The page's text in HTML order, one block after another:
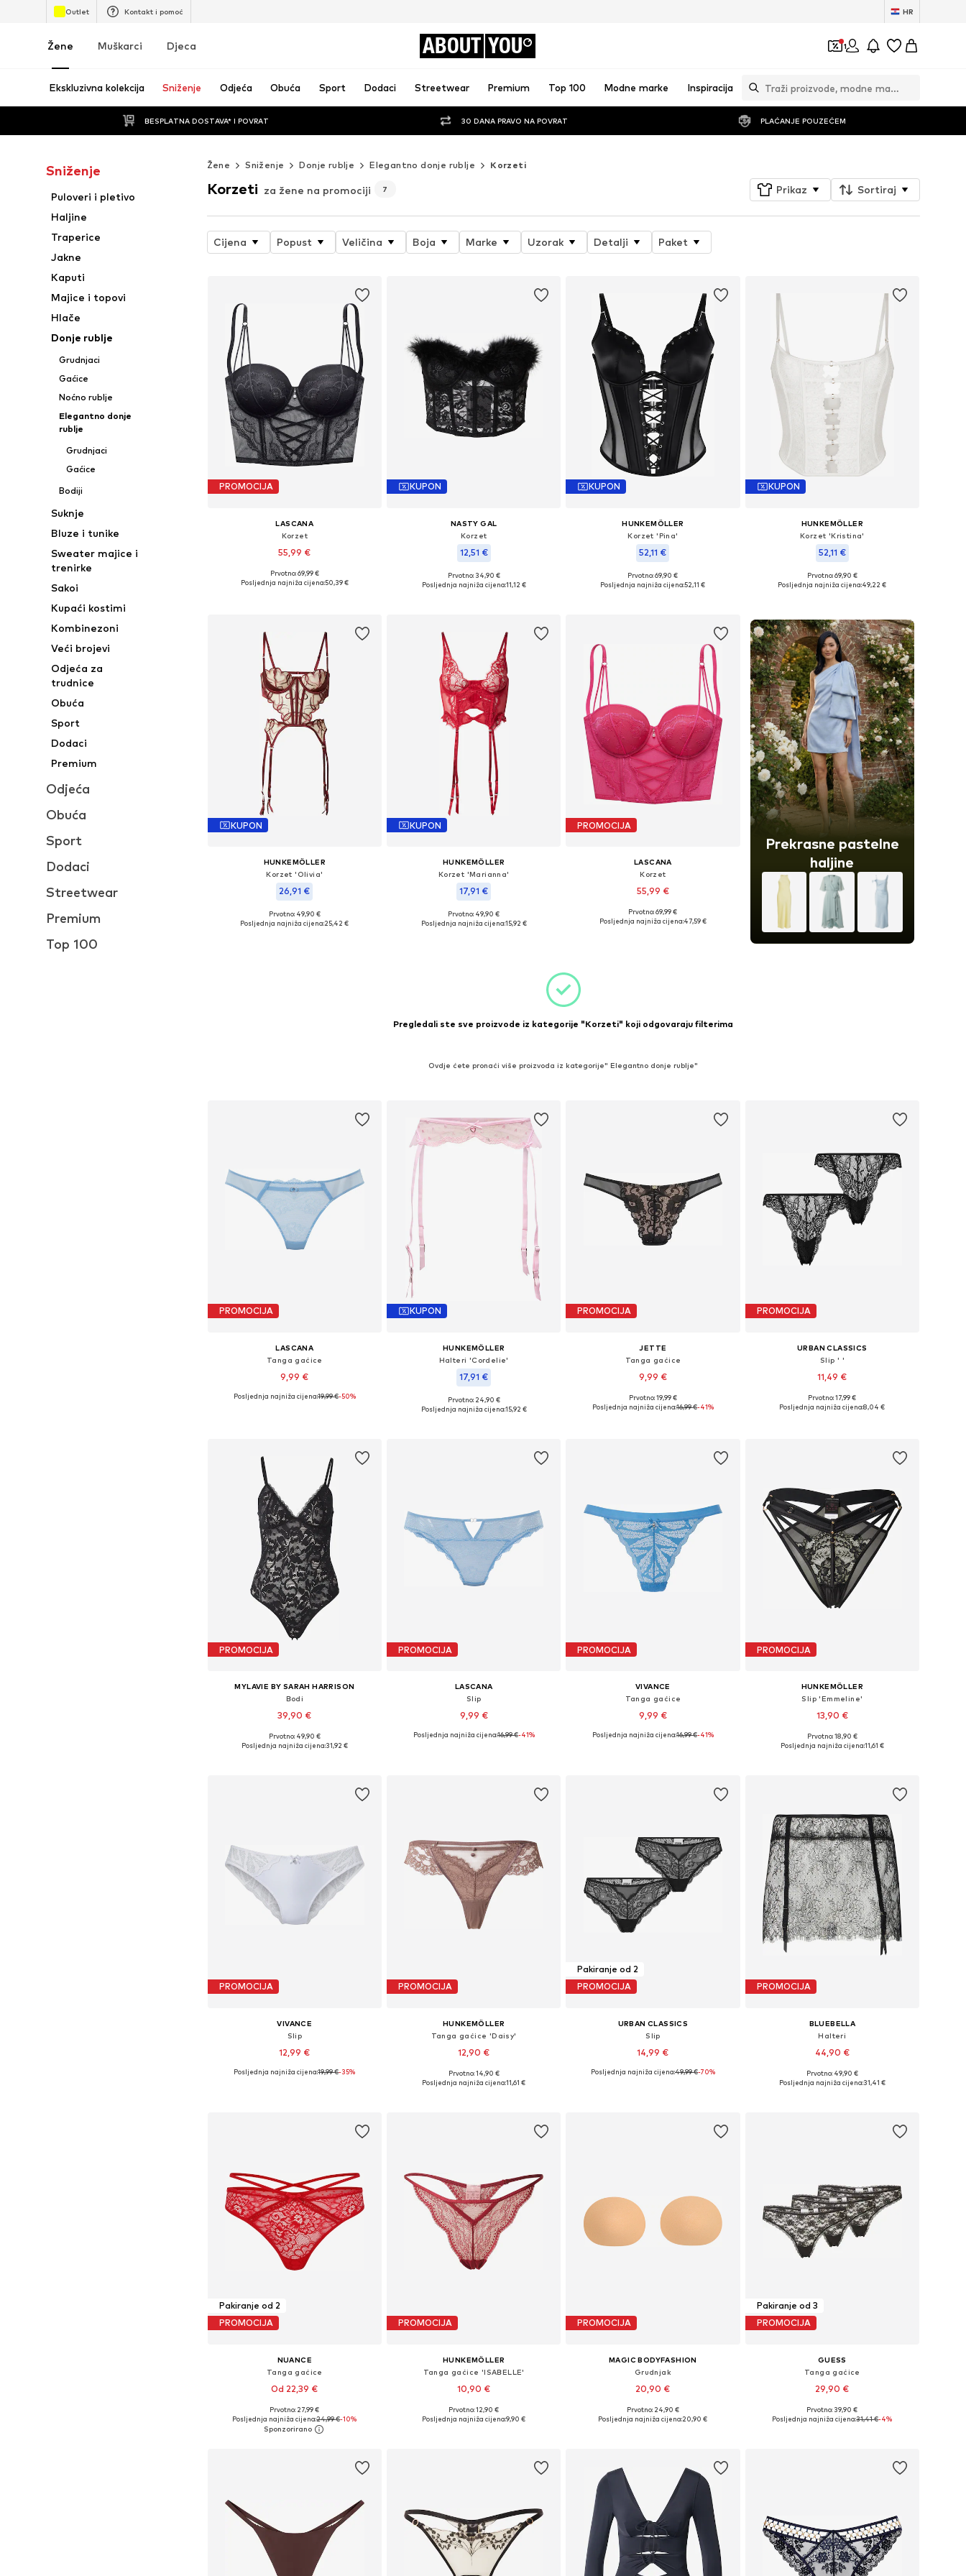
Outlet Kontakt i pomoć HR
Žene Muškarci Djeca ABOUT YOU 1
Ekskluzivna kolekcija Sniženje Odjeća Obuća Sport Dodaci Streetwear Premium Top 100 Modne marke Inspiracija
BESPLATNA DOSTAVA* I POVRAT 30 DANA PRAVO NA POVRAT PLAĆANJE POUZEĆEM
Sniženje
Puloveri i pletivo
Haljine
Traperice
Jakne
Kaputi
Majice i topovi
Hlače
Donje rublje
Grudnjaci
Gaćice
Noćno rublje
Elegantno donje
rublje
Grudnjaci
Gaćice
Bodiji
Suknje
Bluze i tunike
Sweater majice i
trenirke
Sakoi
Kupaći kostimi
Kombinezoni
Veći brojevi
Odjeća za
trudnice
Obuća
Sport
Dodaci
Premium
Odjeća
Obuća
Sport
Dodaci
Streetwear
Premium
Top 100
Žene Sniženje Donje rublje Elegantno donje rublje Korzeti
Korzeti za žene na promociji 7 Prikaz Sortiraj
Cijena Popust Veličina Boja Marke Uzorak Detalji Paket
PROMOCIJA
LASCANA
Korzet
55,99 €
Dostupno u više veličina
Prvotno: 69,99 €
Posljednja najniža cijena:50,39 €
KUPON
NASTY GAL
Korzet
12,51 €
Dostupne veličine: 95
Prvotno: 34,90 €
Posljednja najniža cijena:11,12 €
KUPON
HUNKEMÖLLER
Korzet 'Pina'
52,11 €
Dostupne veličine: 70 D, 75 B, 75 D
Prvotno: 69,90 €
Posljednja najniža cijena:52,11 €
KUPON
HUNKEMÖLLER
Korzet 'Kristina'
52,11 €
Dostupne veličine: 80 C
Prvotno: 69,90 €
Posljednja najniža cijena:49,22 €
KUPON
HUNKEMÖLLER
Korzet 'Olivia'
26,91 €
Dostupne veličine: 80 D, 85 E
Prvotno: 49,90 €
Posljednja najniža cijena:25,42 €
KUPON
HUNKEMÖLLER
Korzet 'Marianna'
17,91 €
Dostupne veličine: 80 C, 80 D
Prvotno: 49,90 €
Posljednja najniža cijena:15,92 €
PROMOCIJA
LASCANA
Korzet
55,99 €
Dostupno u više veličina
Prvotno: 69,99 €
Posljednja najniža cijena:47,59 €
Prekrasne pastelne
haljine
Pregledali ste sve proizvode iz kategorije "Korzeti" koji odgovaraju filterima
Ovdje ćete pronaći više proizvoda iz kategorije" Elegantno donje rublje"
PROMOCIJA
LASCANA
Tanga gaćice
9,99 €
+2
Dostupne veličine: XS, XS-S, M
Posljednja najniža cijena:19,99 €-50%
KUPON
HUNKEMÖLLER
Halteri 'Cordelie'
17,91 €
Dostupne veličine: S, M, L
Prvotno: 24,90 €
Posljednja najniža cijena:15,92 €
PROMOCIJA
JETTE
Tanga gaćice
9,99 €
Dostupne veličine: XS, XS-S, M, L
Prvotno: 19,99 €
Posljednja najniža cijena:16,99 €-41%
PROMOCIJA
URBAN CLASSICS
Slip ' '
11,49 €
Dostupne veličine: S, M, L
Prvotno: 17,99 €
Posljednja najniža cijena:8,04 €
PROMOCIJA
MYLAVIE BY SARAH HARRISON
Bodi
39,90 €
Dostupne veličine: XS, S, M, L, XL, XXL
Prvotno: 49,90 €
Posljednja najniža cijena:31,92 €
PROMOCIJA
LASCANA
Slip
9,99 €
+1
Dostupne veličine: S-M, L-XL, XXL-XXXL
Posljednja najniža cijena:16,99 €-41%
PROMOCIJA
VIVANCE
Tanga gaćice
9,99 €
Dostupne veličine: XS-S, M, L
Posljednja najniža cijena:16,99 €-41%
PROMOCIJA
HUNKEMÖLLER
Slip 'Emmeline'
13,90 €
Dostupne veličine: XS, S, M, L, XL
Prvotno: 18,90 €
Posljednja najniža cijena:11,61 €
PROMOCIJA
VIVANCE
Slip
12,99 €
Dostupno u više veličina
Posljednja najniža cijena:19,99 €-35%
PROMOCIJA
HUNKEMÖLLER
Tanga gaćice 'Daisy'
12,90 €
Dostupne veličine: XS, S, M, L, XL
Prvotno: 14,90 €
Posljednja najniža cijena:11,61 €
Pakiranje od 2
PROMOCIJA
URBAN CLASSICS
Slip
14,99 €
Dostupne veličine: XS, S, M, L
Posljednja najniža cijena:49,99 €-70%
PROMOCIJA
BLUEBELLA
Halteri
44,90 €
Dostupne veličine: XS, M, L, XL, XXL
Prvotno: 49,90 €
Posljednja najniža cijena:31,41 €
Pakiranje od 2
PROMOCIJA
NUANCE
Tanga gaćice
Od 22,39 €
Dostupne veličine: XS-S, M, L
Dodaj u košaricu
Prvotno: 27,99 €
Posljednja najniža cijena:24,99 €-10%
PROMOCIJA
HUNKEMÖLLER
Tanga gaćice 'ISABELLE'
10,90 €
Dostupne veličine: XS, S, M, L, XL
Prvotno: 12,90 €
Posljednja najniža cijena:9,90 €
PROMOCIJA
MAGIC BODYFASHION
Grudnjak
20,90 €
Dostupne veličine: 60-150
Prvotno: 24,90 €
Posljednja najniža cijena:20,90 €
Pakiranje od 3
PROMOCIJA
GUESS
Tanga gaćice
29,90 €
Dostupne veličine: XS, S, M, L
Prvotno: 39,90 €
Posljednja najniža cijena:31,41 €-4%